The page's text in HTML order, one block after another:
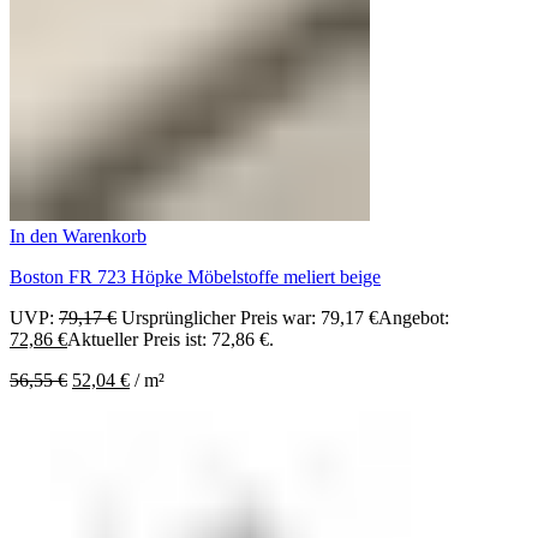
In den Warenkorb
Boston FR 723 Höpke Möbelstoffe meliert beige
UVP: 79,17€ Ursprünglicher Preis war: 79,17 €Angebot:
72,86 €Aktueller Preis ist: 72,86 €.
56,55€ 52,04 € /m²